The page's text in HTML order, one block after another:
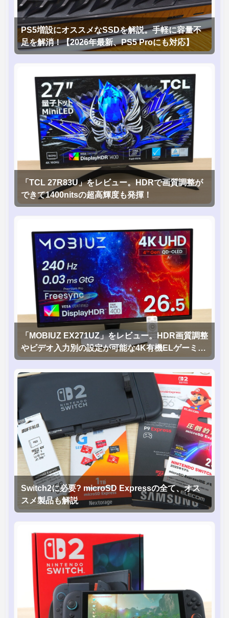
PS5増設にオススメなSSDを解説。手軽に容量不
足を解消！【2026年最新、PS5 Proにも対応】
「TCL 27R83U」をレビュー。HDRで画質調整が
できて1400nitsの超高輝度も発揮！
「MOBIUZ EX271UZ」をレビュー。HDR画質調整
やビデオ入力別の設定が可能な4K有機ELゲーミン
グモニタを徹底検証
Switch2に必要? microSD Expressの全て、オス
スメ製品も解説